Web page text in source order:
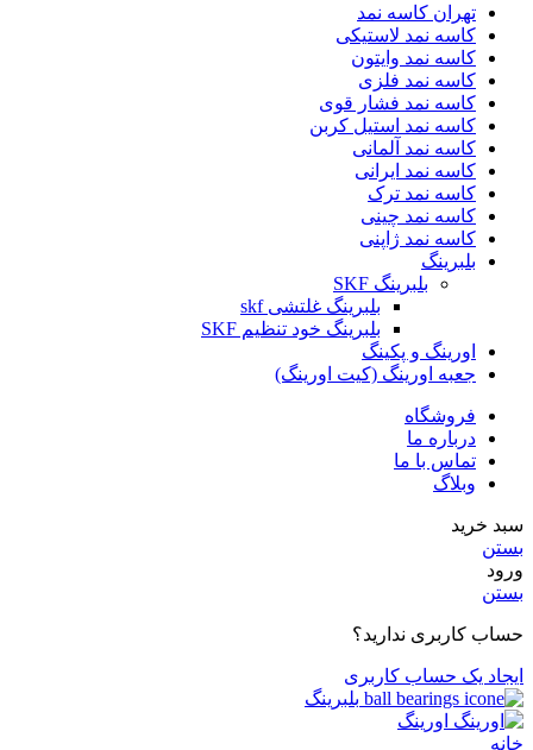
تهران کاسه نمد
کاسه نمد لاستیکی
کاسه نمد وایتون
کاسه نمد فلزی
کاسه نمد فشار قوی
کاسه نمد استیل کربن
کاسه نمد آلمانی
کاسه نمد ایرانی
کاسه نمد ترک
کاسه نمد چینی
کاسه نمد ژاپنی
بلبرینگ
بلبرینگ SKF
بلبرینگ غلتشی skf
بلبرینگ خود تنظیم SKF
اورینگ و پکینگ
جعبه اورینگ (کیت اورینگ)
فروشگاه
درباره ما
تماس با ما
وبلاگ
سبد خرید
بستن
ورود
بستن
حساب کاربری ندارید؟
ایجاد یک حساب کاربری
بلبرینگ
اورینگ
خانه